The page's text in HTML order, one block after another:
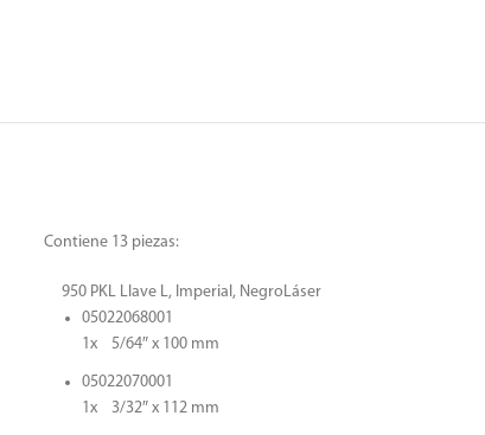
Contiene 13 piezas:
950 PKL Llave L, Imperial, NegroLáser
05022068001
1x 5/64″ x 100 mm
05022070001
1x 3/32″ x 112 mm